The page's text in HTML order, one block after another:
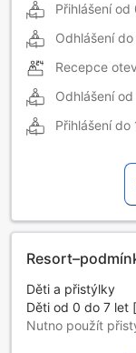
Přihlášení od
Odhlášení do
Recepce
Odhlášení od
Přihlášení do
Děti a přistýlky
Děti od 0 do 7 let
Nutno použít